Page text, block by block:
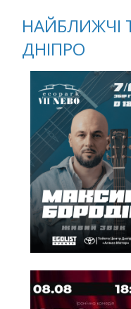
НАЙБЛИЖЧІ
ДНІПРО